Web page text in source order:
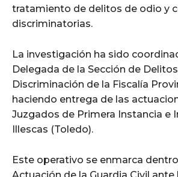
tratamiento de delitos de odio y
discriminatorias.
La investigación ha sido
Delegada de la Sección de
Discriminación de la Fiscalía
haciendo entrega de las
Juzgados de Primera Instancia e
Illescas (Toledo).
Este operativo se enmarca
Actuación de la Guardia Civil